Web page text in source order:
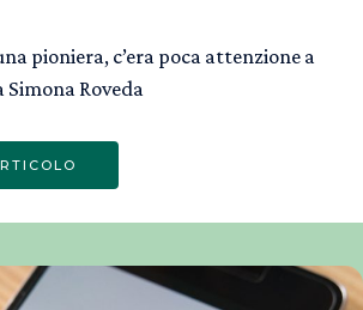
pioniera, c’era poca attenzione a
Roveda